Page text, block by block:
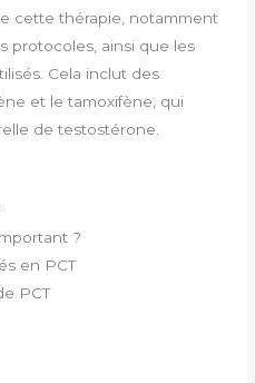
cette thérapie, notamment
protocoles, ainsi que les
Cela inclut des
et le tamoxifène, qui
de testostérone.
?
en PCT
PCT